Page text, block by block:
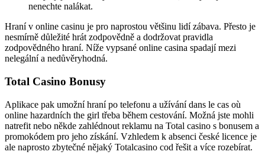
nenechte nalákat.
Hraní v online casinu je pro naprostou většinu lidí zábava. Přesto je
nesmírně důležité hrát zodpovědně a dodržovat pravidla
zodpovědného hraní. Níže vypsané online casina spadají mezi
nelegální a nedůvěryhodná.
Total Casino Bonusy
Aplikace pak umožní hraní po telefonu a užívání dans le cas où
online hazardních the girl třeba během cestování. Možná jste mohli
natrefit nebo někde zahlédnout reklamu na Total casino s bonusem a
promokódem pro jeho získání. Vzhledem k absenci české licence je
ale naprosto zbytečné nějaký Totalcasino cod řešit a více rozebírat.